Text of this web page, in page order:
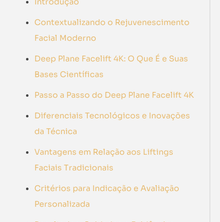
Contextualizando o Rejuvenescimento
Facial Moderno
Deep Plane Facelift 4K: O Que É e Suas
Bases Científicas
Passo a Passo do Deep Plane Facelift 4K
Diferenciais Tecnológicos e Inovações
da Técnica
Vantagens em Relação aos Liftings
Faciais Tradicionais
Critérios para Indicação e Avaliação
Personalizada